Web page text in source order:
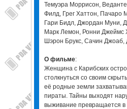
Темуэра Моррисон,
Филд, Грег Хаттон, Пачаро
Гари Бидл, Джордан Муни,
Марк Лемон, Ронни Джеймс
Шэрон Брукс, Сачин Джоаб,
О фильме:
Женщина с Карибских
столкнуться со своим
её родные земли
пираты. Тайны выходят
выживание превращается в